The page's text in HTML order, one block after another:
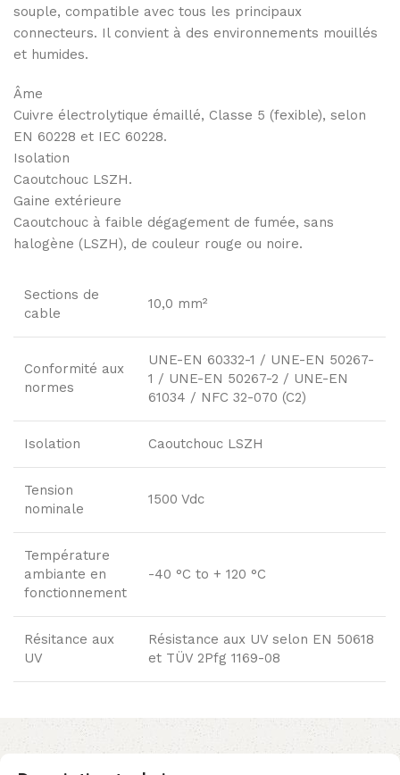
souple, compatible avec tous les principaux
connecteurs. Il convient à des environnements mouillés
et humides.
Âme
Cuivre électrolytique émaillé, Classe 5 (fexible), selon
EN 60228 et IEC 60228.
Isolation
Caoutchouc LSZH.
Gaine extérieure
Caoutchouc à faible dégagement de fumée, sans
halogène (LSZH), de couleur rouge ou noire.
Sections de
cable
10,0 mm²
Conformité aux
normes
UNE-EN 60332-1 / UNE-EN 50267-
1 / UNE-EN 50267-2 / UNE-EN
61034 / NFC 32-070 (C2)
Isolation Caoutchouc LSZH
Tension
nominale
1500 Vdc
Température
ambiante en
fonctionnement
-40 °C to + 120 °C
Résitance aux
UV
Résistance aux UV selon EN 50618
et TÜV 2Pfg 1169-08